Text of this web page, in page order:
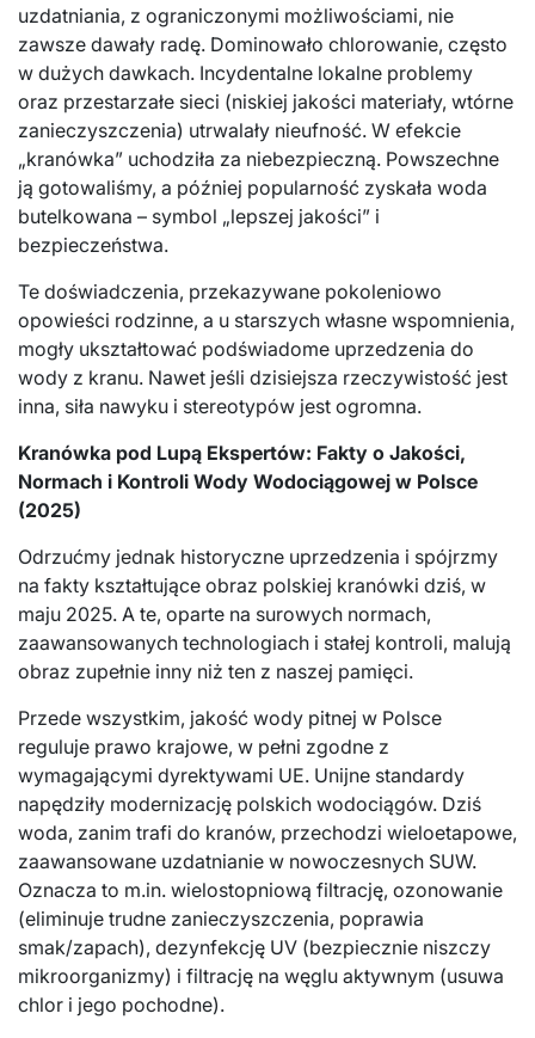
uzdatniania, z ograniczonymi możliwościami, nie
zawsze dawały radę. Dominowało chlorowanie, często
w dużych dawkach. Incydentalne lokalne problemy
oraz przestarzałe sieci (niskiej jakości materiały, wtórne
zanieczyszczenia) utrwalały nieufność. W efekcie
„kranówka” uchodziła za niebezpieczną. Powszechne
ją gotowaliśmy, a później popularność zyskała woda
butelkowana – symbol „lepszej jakości” i
bezpieczeństwa.
Te doświadczenia, przekazywane pokoleniowo
opowieści rodzinne, a u starszych własne wspomnienia,
mogły ukształtować podświadome uprzedzenia do
wody z kranu. Nawet jeśli dzisiejsza rzeczywistość jest
inna, siła nawyku i stereotypów jest ogromna.
Kranówka pod Lupą Ekspertów: Fakty o Jakości,
Normach i Kontroli Wody Wodociągowej w Polsce
(2025)
Odrzućmy jednak historyczne uprzedzenia i spójrzmy
na fakty kształtujące obraz polskiej kranówki dziś, w
maju 2025. A te, oparte na surowych normach,
zaawansowanych technologiach i stałej kontroli, malują
obraz zupełnie inny niż ten z naszej pamięci.
Przede wszystkim, jakość wody pitnej w Polsce
reguluje prawo krajowe, w pełni zgodne z
wymagającymi dyrektywami UE. Unijne standardy
napędziły modernizację polskich wodociągów. Dziś
woda, zanim trafi do kranów, przechodzi wieloetapowe,
zaawansowane uzdatnianie w nowoczesnych SUW.
Oznacza to m.in. wielostopniową filtrację, ozonowanie
(eliminuje trudne zanieczyszczenia, poprawia
smak/zapach), dezynfekcję UV (bezpiecznie niszczy
mikroorganizmy) i filtrację na węglu aktywnym (usuwa
chlor i jego pochodne).